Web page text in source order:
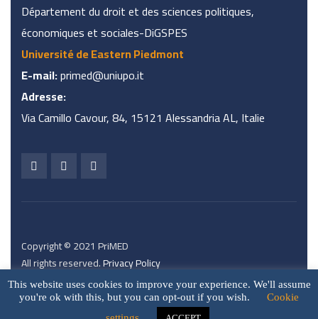
Département du droit et des sciences politiques,
économiques et sociales-DiGSPES
Université de Eastern Piedmont
E-mail:primed@uniupo.it
Adresse:
Via Camillo Cavour, 84, 15121 Alessandria AL, Italie
Copyright © 2021 PriMED
All rights reserved.Privacy Policy
This website uses cookies to improve your experience. We'll assume
you're ok with this, but you can opt-out if you wish.
Cookie